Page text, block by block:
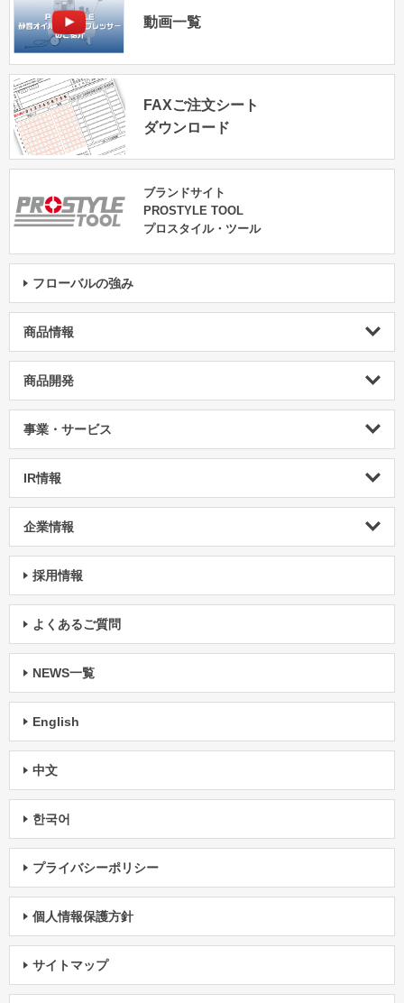
動画一覧
FAXご注文シート
ダウンロード
ブランドサイト
PROSTYLE TOOL
プロスタイル・ツール
フローバルの強み
商品情報
商品開発
事業・サービス
IR情報
企業情報
採用情報
よくあるご質問
NEWS一覧
English
中文
한국어
プライバシーポリシー
個人情報保護方針
サイトマップ